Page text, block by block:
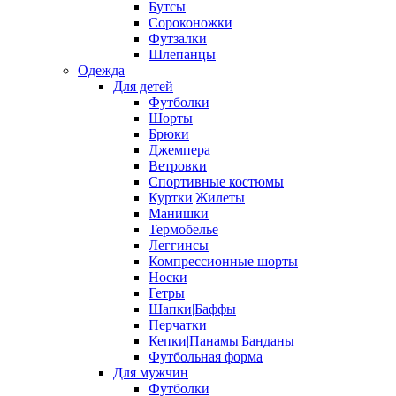
Бутсы
Сороконожки
Футзалки
Шлепанцы
Одежда
Для детей
Футболки
Шорты
Брюки
Джемпера
Ветровки
Спортивные костюмы
Куртки|Жилеты
Манишки
Термобелье
Леггинсы
Компрессионные шорты
Носки
Гетры
Шапки|Баффы
Перчатки
Кепки|Панамы|Банданы
Футбольная форма
Для мужчин
Футболки